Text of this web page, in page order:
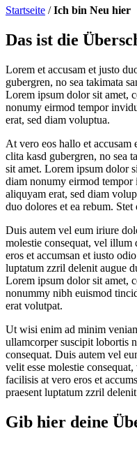
Startseite /Ich bin Neu hier
Das ist die
Lorem et accusam et justo
gubergren, no sea takimata
Lorem ipsum dolor sit amet,
nonumy eirmod tempor
erat, sed diam voluptua.
At vero eos hallo et accusam
clita kasd gubergren, no sea
sit amet. Lorem ipsum dolor
diam nonumy eirmod tempor
aliquyam erat, sed diam
duo dolores et ea rebum.
Duis autem vel eum iriure
molestie consequat, vel
eros et accumsan et iusto
luptatum zzril delenit augue
Lorem ipsum dolor sit amet,
nonummy nibh euismod
erat volutpat.
Ut wisi enim ad minim
ullamcorper suscipit lobortis
consequat. Duis autem vel
velit esse molestie
facilisis at vero eros et
praesent luptatum zzril
Gib hier deine